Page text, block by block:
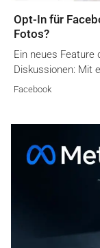
Opt-In für
Fotos?
Ein neues Feature
Diskussionen: Mit
Facebook